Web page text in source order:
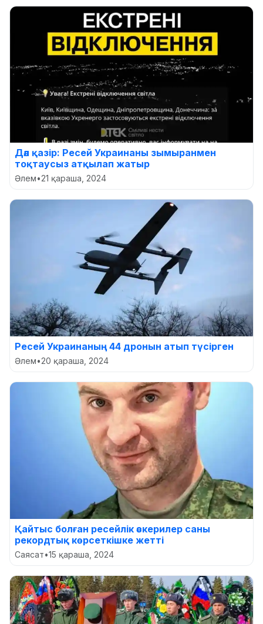
Дәл қазір: Ресей Украинаны зымыранмен
тоқтаусыз атқылап жатыр
Әлем•21 қараша, 2024
Ресей Украинаның 44 дронын атып түсірген
Әлем•20 қараша, 2024
Қайтыс болған ресейлік әскерилер саны
рекордтық көрсеткішке жетті
Саясат•15 қараша, 2024